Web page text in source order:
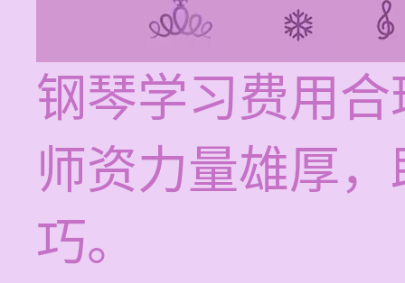
钢琴学习费用
师资力量雄厚
巧。